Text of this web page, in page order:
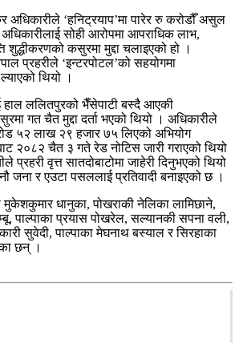
अधिकारीले ‘हनिट्रयाप’मा पारेर रु करोडौँ असुल
सोही आरोपमा आपराधिक लाभ,
शुद्धीकरणको कसुरमा मुद्दा चलाइएको हो ।
प्रहरीले ‘इन्टरपोटल’को सहयोगमा
थियो ।
हाल ललितपुरको भैँसेपाटी बस्दै आएकी
गत चैत मुद्दा दर्ता भएको थियो । अधिकारीले
५२ लाख २९ हजार ७५ लिएको अभियोग
२०८२ चैत ३ गते रेड नोटिस जारी गराएको थियो
प्रहरी वृत्त सातदोबाटोमा जाहेरी दिनुभएको थियो
जना र एउटा पसललाई प्रतिवादी बनाइएको छ ।
धानुका, पोखराकी नेलिका लामिछाने,
पाल्पाका प्रयास पोखरेल, सल्यानकी सपना वली,
सुवेदी, पाल्पाका मेघनाथ बस्याल र सिरहाका
छन् ।